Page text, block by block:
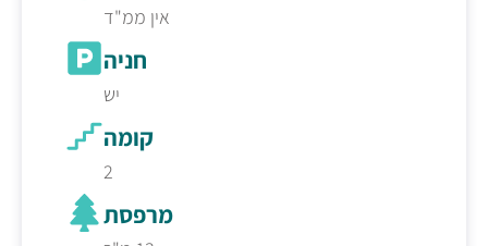
אין ממ"ד
חניה
יש
קומה
2
מרפסת